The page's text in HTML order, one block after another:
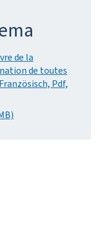
de la
de toutes
Pdf,